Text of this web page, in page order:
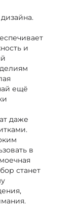
и
ещё
даже
в
станет